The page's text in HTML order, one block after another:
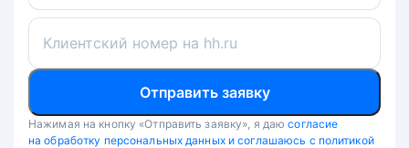
Клиентский номер на hh.ru
Отправить заявку
Нажимая на кнопку «Отправить заявку», я даю согласие
на обработку персональных данных и соглашаюсь с политикой